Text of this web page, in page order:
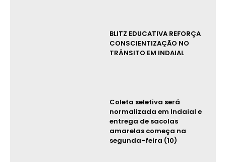
BLITZ EDUCATIVA REFORÇA
CONSCIENTIZAÇÃO NO
TRÂNSITO EM INDAIAL
Coleta seletiva será
normalizada em Indaial e
entrega de sacolas
amarelas começa na
segunda-feira (10)